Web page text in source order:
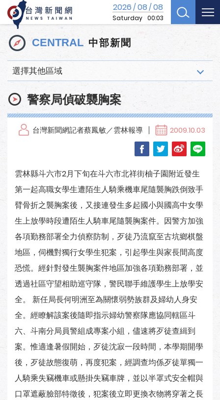
2026/08/08
Saturday 00:03
CENTRAL 中部新聞
選擇其他區域
警察局偵破襲胸案
台灣新聞網記者蔡鳳敏／雲林報導 2009.10.03
雲林縣斗六市2月下旬在斗六市北祥街柚子園附近發生
第一起高職女學生遭陌生人騎乘機車尾隨襲胸跌倒致手
臂骨折之襲胸案後，又接連發生多起國小與國高中女學
生上放學時段遭陌生人騎車尾隨襲胸案件。因警方加強
各項勤務部署全力偵察防制，歹徒乃流竄至古坑鄉棋盤
地區，伺機對獨行女學生犯案，引起學生與家長間高度
恐慌。經針對發生襲胸案件地區加強各項勤務部署，並
透過社區守望相助巡守隊，警民聯手維護學生上放學安
全。 新任局長何明洲至為關懷弱勢族群及婦幼人身安
全。經瞭解該案後隨即指示婦幼警察隊應協同轄區斗
六、斗南分局員警組成專案小組，儘速將歹徒查緝到
案。惟適逢暑假開始，歹徒沈寂一段時間，本學期開學
後，歹徒故態復萌，再度犯案，經調查均係歹徒單獨一
人騎乘失竊機車或懸掛失竊車牌，並以半罩式安全帽與
口罩遮蔽臉部特徵後，犯案後立即更換衣物將穿著之長